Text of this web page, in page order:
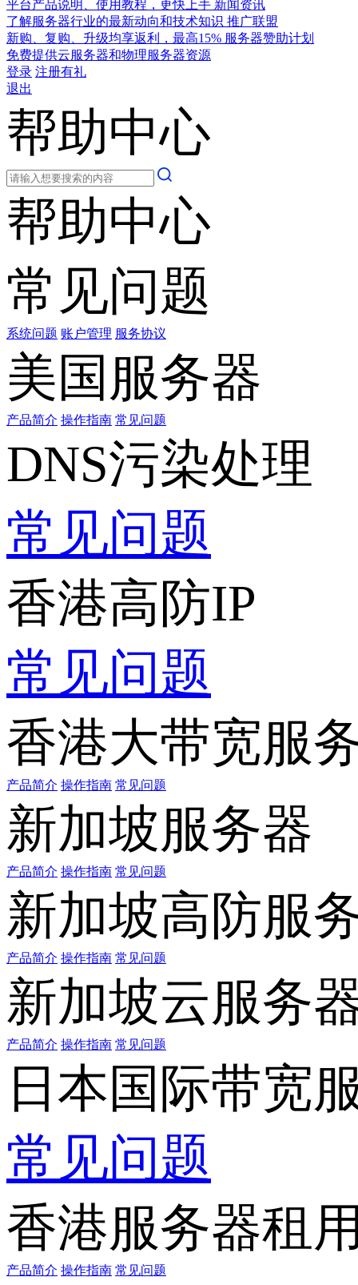
平台产品说明、使用教程，更快上手 新闻资讯
了解服务器行业的最新动向和技术知识 推广联盟
新购、复购、升级均享返利，最高15% 服务器赞助计划
免费提供云服务器和物理服务器资源
登录 注册有礼
退出
帮助中心
帮助中心
常见问题
系统问题 账户管理 服务协议
美国服务器
产品简介 操作指南 常见问题
DNS污染处理
常见问题
香港高防IP
常见问题
香港大带宽服
产品简介 操作指南 常见问题
新加坡服务器
产品简介 操作指南 常见问题
新加坡高防服
产品简介 操作指南 常见问题
新加坡云服务
产品简介 操作指南 常见问题
日本国际带宽
常见问题
香港服务器租
产品简介 操作指南 常见问题